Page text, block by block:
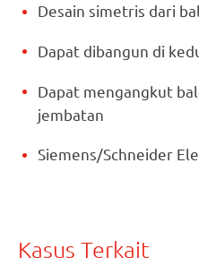
Desain simetris dari
Dapat dibangun di
Dapat mengangkut
jembatan
Siemens/Schneider
Kasus Terkait